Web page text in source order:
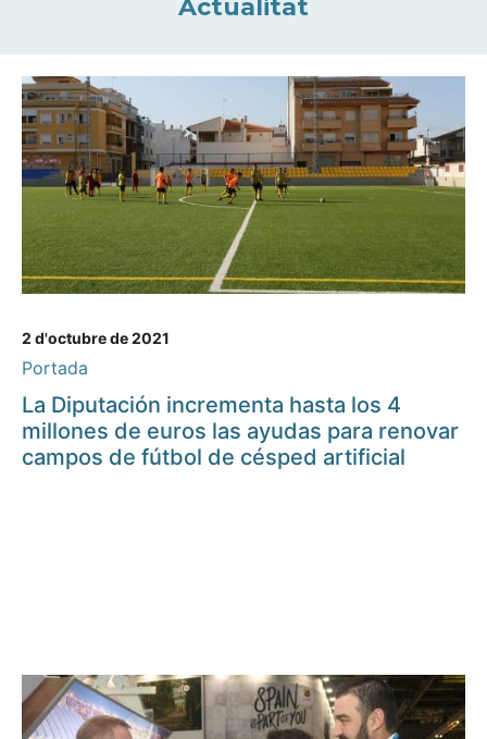
Actualitat
2 d'octubre de 2021
Portada
La Diputación incrementa hasta los 4
millones de euros las ayudas para renovar
campos de fútbol de césped artificial